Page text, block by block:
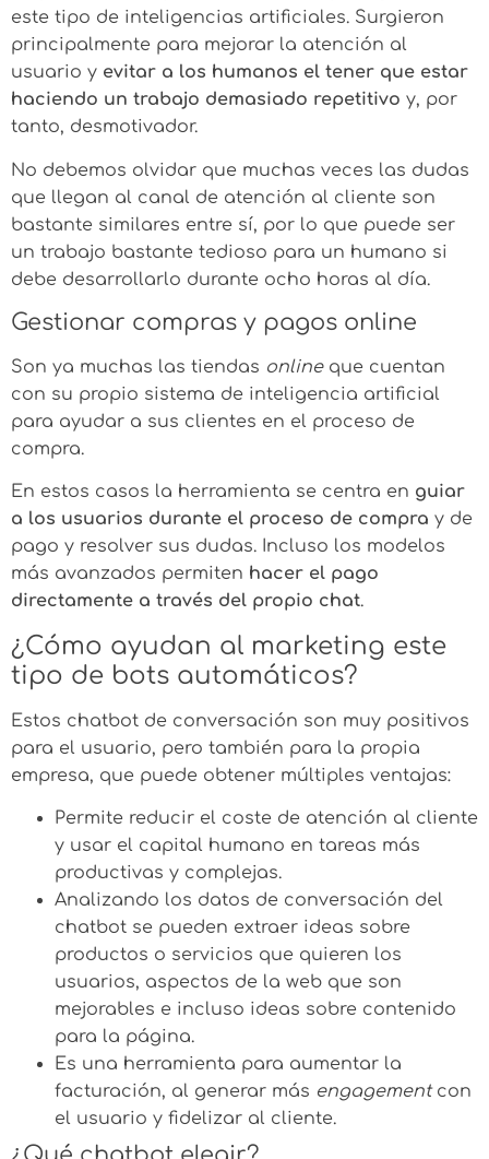
este tipo de inteligencias artificiales. Surgieron
principalmente para mejorar la atención al
usuario y evitar a los humanos el tener que estar
haciendo un trabajo demasiado repetitivo y, por
tanto, desmotivador.
No debemos olvidar que muchas veces las dudas
que llegan al canal de atención al cliente son
bastante similares entre sí, por lo que puede ser
un trabajo bastante tedioso para un humano si
debe desarrollarlo durante ocho horas al día.
Gestionar compras y pagos online
Son ya muchas las tiendas onlineque cuentan
con su propio sistema de inteligencia artificial
para ayudar a sus clientes en el proceso de
compra.
En estos casos la herramienta se centra en guiar
a los usuarios durante el proceso de compra y de
pago y resolver sus dudas. Incluso los modelos
más avanzados permiten hacer el pago
directamente a través del propio chat.
¿Cómo ayudan al marketing este
tipo de bots automáticos?
Estos chatbot de conversación son muy positivos
para el usuario, pero también para la propia
empresa, que puede obtener múltiples ventajas:
Permite reducir el coste de atención al cliente
y usar el capital humano en tareas más
productivas y complejas.
Analizando los datos de conversación del
chatbot se pueden extraer ideas sobre
productos o servicios que quieren los
usuarios, aspectos de la web que son
mejorables e incluso ideas sobre contenido
para la página.
Es una herramienta para aumentar la
facturación, al generar más engagementcon
el usuario y fidelizar al cliente.